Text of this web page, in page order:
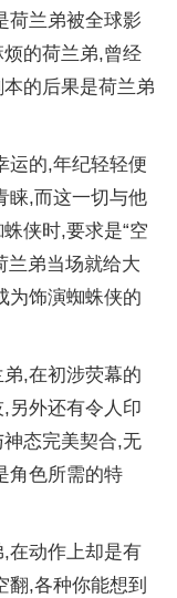
荷兰弟被全球影
烦的荷兰弟,曾经
的后果是荷兰弟
运的,年纪轻轻便
睐,而这一切与他
侠时,要求是“空
兰弟当场就给大
为饰演蜘蛛侠的
,在初涉荧幕的
,另外还有令人印
态完美契合,无
角色所需的特
在动作上却是有
翻,各种你能想到